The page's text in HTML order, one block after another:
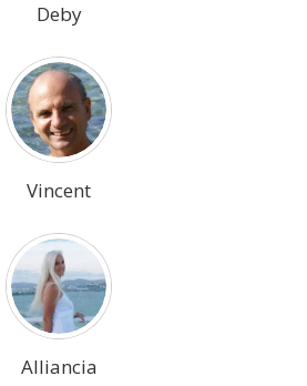
Deby
Vincent
Alliancia